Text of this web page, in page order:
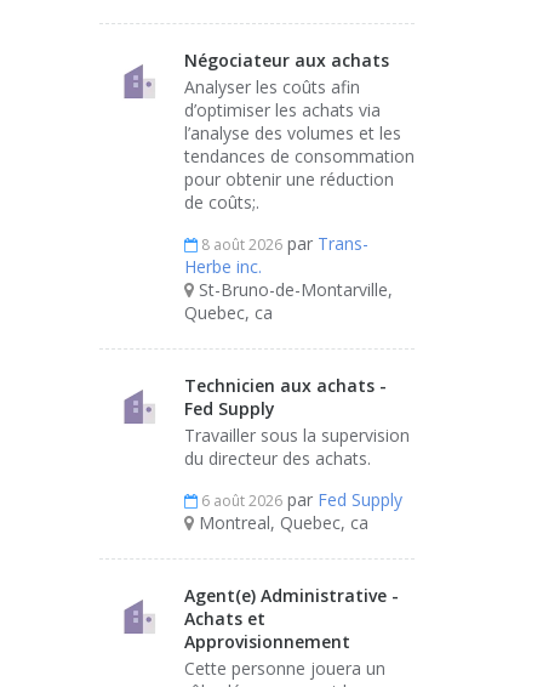
Négociateur aux achats
Analyser les coûts afin
d’optimiser les achats via
l’analyse des volumes et les
tendances de consommation
pour obtenir une réduction
de coûts;.
8 août 2026 par Trans-
Herbe inc.
St-Bruno-de-Montarville,
Quebec, ca
Technicien aux achats -
Fed Supply
Travailler sous la supervision
du directeur des achats.
6 août 2026 par Fed Supply
Montreal, Quebec, ca
Agent(e) Administrative -
Achats et
Approvisionnement
Cette personne jouera un